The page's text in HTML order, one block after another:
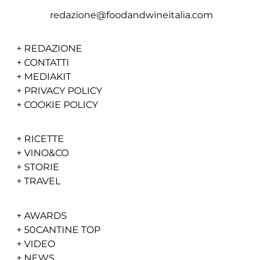
redazione@foodandwineitalia.com
+ REDAZIONE
+ CONTATTI
+ MEDIAKIT
+ PRIVACY POLICY
+ COOKIE POLICY
+ RICETTE
+ VINO&CO
+ STORIE
+ TRAVEL
+ AWARDS
+ 50CANTINE TOP
+ VIDEO